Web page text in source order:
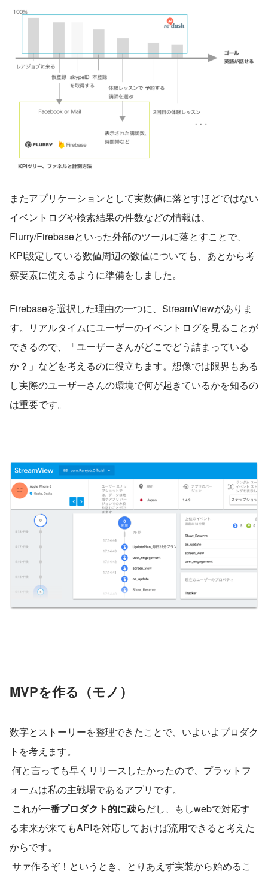
またアプリケーションとして実数値に落とすほどではない
イベントログや検索結果の件数などの情報は、
Flurry/Firebaseといった外部のツールに落とすことで、
KPI設定している数値周辺の数値についても、あとから考
察要素に使えるように準備をしました。
Firebaseを選択した理由の一つに、StreamViewがありま
す。リアルタイムにユーザーのイベントログを見ることが
できるので、「ユーザーさんがどこでどう詰まっている
か？」などを考えるのに役立ちます。想像では限界もある
し実際のユーザーさんの環境で何が起きているかを知るの
は重要です。
MVPを作る（モノ）
数字とストーリーを整理できたことで、いよいよプロダク
トを考えます。
ォームは私の主戦場であるアプリです。
これが一番プロダクト的に疎らだし、もしwebで対応す
る未来が来てもAPIを対応しておけば流用できると考えた
からです。